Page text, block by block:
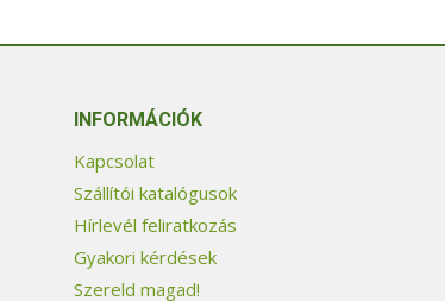
INFORMÁCIÓK
Kapcsolat
Szállítói katalógusok
Hírlevél feliratkozás
Gyakori kérdések
Szereld magad!